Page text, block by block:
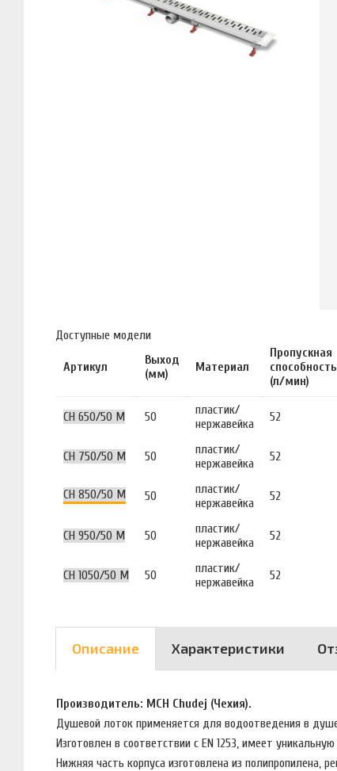
Доступные модели
Артикул
Выход
(мм)
Материал
Пропускная
способность
(л/мин)
CH 650/50 M 50
пластик/
нержавейка
52
CH 750/50 M 50
пластик/
нержавейка
52
CH 850/50 M 50
пластик/
нержавейка
52
CH 950/50 M 50
пластик/
нержавейка
52
CH 1050/50 M 50
пластик/
нержавейка
52
Описание Характеристики
Производитель: MCH Chudej (Чехия).
Душевой лоток применяется для водоотведения в
Изготовлен в соответствии с EN 1253, имеет
Нижняя часть корпуса изготовлена из полипропилена,